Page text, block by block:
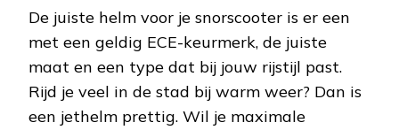
De juiste helm voor je snorscooter is er een
met een geldig ECE-keurmerk, de juiste
maat en een type dat bij jouw rijstijl past.
Rijd je veel in de stad bij warm weer? Dan is
een jethelm prettig. Wil je maximale